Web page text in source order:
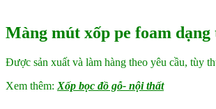
Màng mút xốp pe foam dạng
Được sản xuất và làm hàng theo yêu cầu, tùy
Xem thêm: Xốp bọc đồ gỗ- nội thất